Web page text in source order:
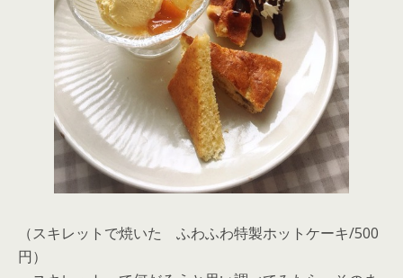
（スキレットで焼いた ふわふわ特製ホットケーキ/500
円）